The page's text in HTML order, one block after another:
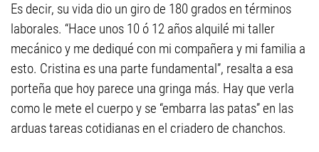
Es decir, su vida dio un giro de 180 grados en términos
laborales. “Hace unos 10 ó 12 años alquilé mi taller
mecánico y me dediqué con mi compañera y mi familia a
esto. Cristina es una parte fundamental”, resalta a esa
porteña que hoy parece una gringa más. Hay que verla
como le mete el cuerpo y se “embarra las patas” en las
arduas tareas cotidianas en el criadero de chanchos.